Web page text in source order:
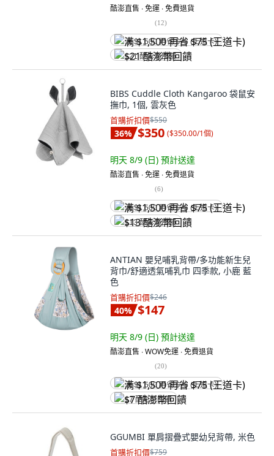
酷澎直售 ∙ 免運 ∙ 免費退貨
(12)
满 $1,500 再省 $75 (王道卡)
$21 酷澎幣回饋
BIBS Cuddle Cloth Kangaroo 袋鼠安
撫巾, 1個, 雲灰色
首購折扣價$550
36% $350 ($350.00/1個)
明天 8/9 (日) 預計送達
酷澎直售 ∙ 免運 ∙ 免費退貨
(6)
满 $1,500 再省 $75 (王道卡)
$13 酷澎幣回饋
ANTIAN 嬰兒哺乳背帶/多功能新生兒
背巾/舒適透氣哺乳巾 四季款, 小鹿 藍
色
首購折扣價$246
40% $147
明天 8/9 (日) 預計送達
酷澎直售 ∙ WOW免運 ∙ 免費退貨
(20)
满 $1,500 再省 $75 (王道卡)
$7 酷澎幣回饋
GGUMBI 單肩摺疊式嬰幼兒背帶, 米色
首購折扣價$759